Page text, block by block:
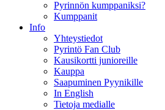
Pyrinnön kumppaniksi?
Kumppanit
Info
Yhteystiedot
Pyrintö Fan Club
Kausikortti junioreille
Kauppa
Saapuminen Pyynikille
In English
Tietoja medialle